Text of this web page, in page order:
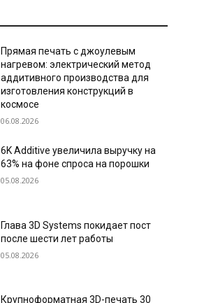
Прямая печать с джоулевым
нагревом: электрический метод
аддитивного производства для
изготовления конструкций в
космосе
06.08.2026
6K Additive увеличила выручку на
63% на фоне спроса на порошки
05.08.2026
Глава 3D Systems покидает пост
после шести лет работы
05.08.2026
Крупноформатная 3D-печать 30